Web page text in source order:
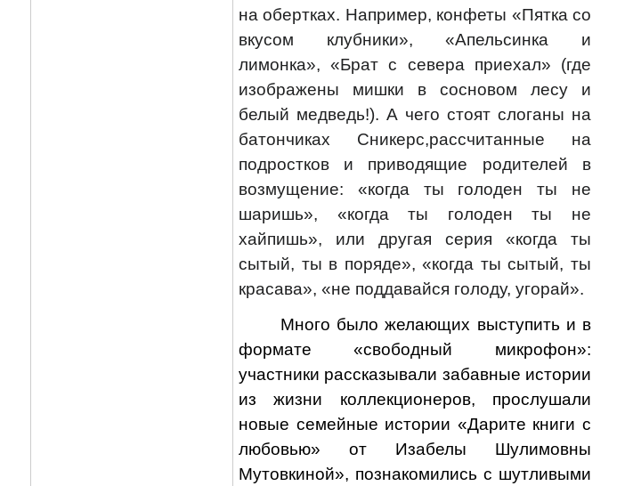
на обертках. Например, конфеты «Пятка со
вкусом клубники», «Апельсинка и
лимонка», «Брат с севера приехал» (где
изображены мишки в сосновом лесу и
белый медведь!). А чего стоят слоганы на
батончиках Сникерс,рассчитанные на
подростков и приводящие родителей в
возмущение: «когда ты голоден ты не
шаришь», «когда ты голоден ты не
хайпишь», или другая серия «когда ты
сытый, ты в поряде», «когда ты сытый, ты
красава», «не поддавайся голоду, угорай».
Много было желающих выступить и в
формате «свободный микрофон»:
участники рассказывали забавные истории
из жизни коллекционеров, прослушали
новые семейные истории «Дарите книги с
любовью» от Изабелы Шулимовны
Мутовкиной», познакомились с шутливыми